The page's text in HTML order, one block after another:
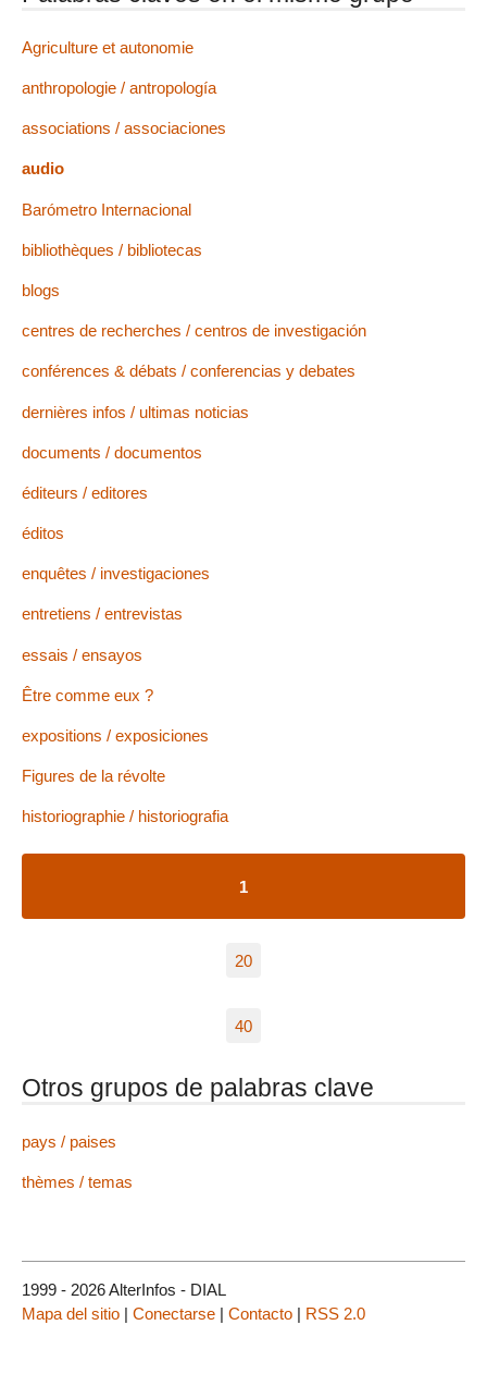
Agriculture et autonomie
anthropologie / antropología
associations / associaciones
audio
Barómetro Internacional
bibliothèques / bibliotecas
blogs
centres de recherches / centros de investigación
conférences & débats / conferencias y debates
dernières infos / ultimas noticias
documents / documentos
éditeurs / editores
éditos
enquêtes / investigaciones
entretiens / entrevistas
essais / ensayos
Être comme eux ?
expositions / exposiciones
Figures de la révolte
historiographie / historiografia
1
20
40
Otros grupos de palabras clave
pays / paises
thèmes / temas
1999 - 2026 AlterInfos - DIAL
Mapa del sitio | Conectarse | Contacto | RSS 2.0